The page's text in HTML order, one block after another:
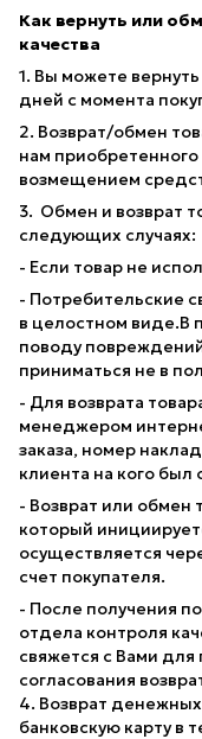
Как вернуть или
качества
1. Вы можете
дней с момента
2. Возврат/обмен
нам
возмещением
3. Обмен и возврат
следующих случаях:
- Если товар не
- Потребительские
в целостном виде.В
поводу
приниматься не в
- Для возврата
менеджером
заказа, номер
клиента на кого был
- Возврат или обмен
который
осуществляется
счет покупателя.
- После получения
отдела контроля
свяжется с Вами
согласования
4. Возврат
банковскую карту в